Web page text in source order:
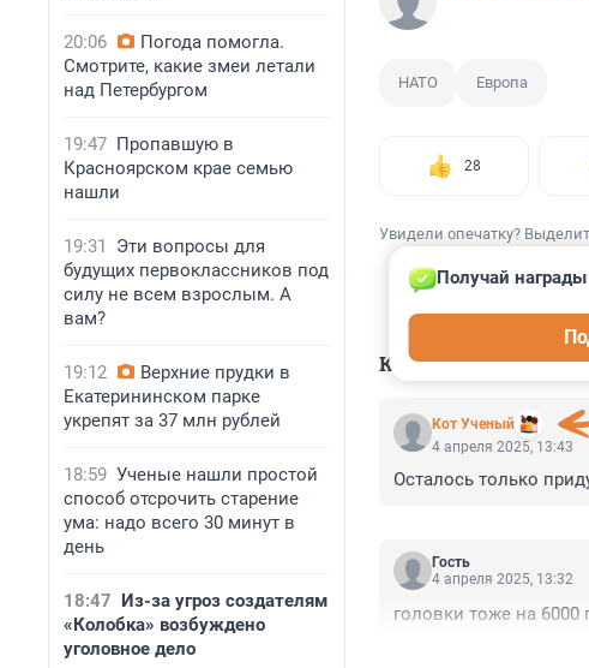
20:06
Погода помогла.
Смотрите, какие змеи летали
над Петербургом
19:47 Пропавшую в
Красноярском крае семью
нашли
19:31
Эти вопросы для
будущих первоклассников под
силу не всем взрослым. А
вам?
19:12
Верхние прудки в
Екатерининском парке
укрепят за 37 млн рублей
18:59 Ученые нашли простой
способ отсрочить старение
ума: надо всего 30 минут в
день
18:47 Из-за угроз создателям
«Колобка» возбуждено
уголовное дело
НАТО Европа
28
Увидели опечатку?
КОММЕНТАРИИ
Кот Ученый
Получай
4 апреля 2025, 13:43
Осталось только
Гость
4 апреля 2025, 13:32
головки тоже на 6000